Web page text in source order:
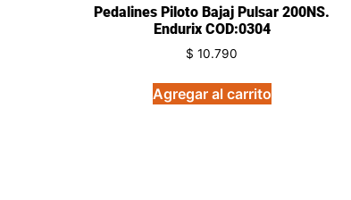
Pedalines Piloto Bajaj Pulsar 200NS.
Endurix COD:0304
$ 10.790
Agregar al carrito